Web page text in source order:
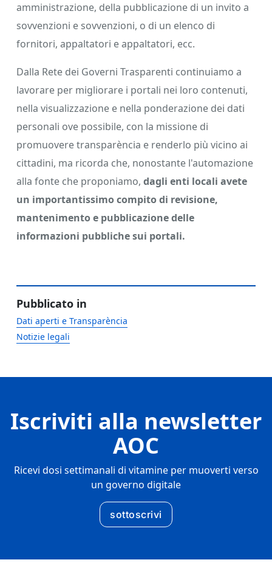
amministrazione, della pubblicazione di un invito a
sovvenzioni e sovvenzioni, o di un elenco di
fornitori, appaltatori e appaltatori, ecc.
Dalla Rete dei Governi Trasparenti continuiamo a
lavorare per migliorare i portali nei loro contenuti,
nella visualizzazione e nella ponderazione dei dati
personali ove possibile, con la missione di
promuovere transparència e renderlo più vicino ai
cittadini, ma ricorda che, nonostante l'automazione
alla fonte che proponiamo, dagli enti locali avete
un importantissimo compito di revisione,
mantenimento e pubblicazione delle
informazioni pubbliche sui portali.
Pubblicato in
Dati aperti e Transparència
Notizie legali
Iscriviti alla newsletter
AOC
Ricevi dosi settimanali di vitamine per muoverti verso
un governo digitale
sottoscrivi